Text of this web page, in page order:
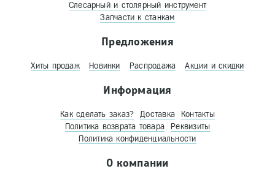
Слесарный и столярный инструмент
Запчасти к станкам
Предложения
Хиты продаж Новинки Распродажа Акции и скидки
Информация
Как сделать заказ? Доставка
Контакты
Политика возврата товара
Реквизиты
Политика конфиденциальности
О компании